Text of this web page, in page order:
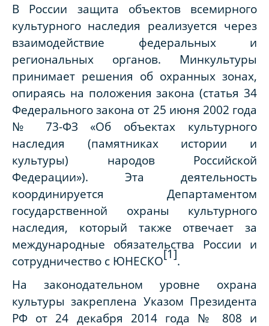
В России защита объектов всемирного
культурного наследия реализуется через
взаимодействие федеральных и
региональных органов. Минкультуры
принимает решения об охранных зонах,
опираясь на положения закона (статья 34
Федерального закона от 25 июня 2002 года
№ 73-ФЗ «Об объектах культурного
наследия (памятниках истории и
культуры) народов Российской
Федерации»). Эта деятельность
координируется Департаментом
государственной охраны культурного
наследия, который также отвечает за
международные обязательства России и
сотрудничество с ЮНЕСКО[1].
На законодательном уровне охрана
культуры закреплена Указом Президента
РФ от 24 декабря 2014 года № 808 и